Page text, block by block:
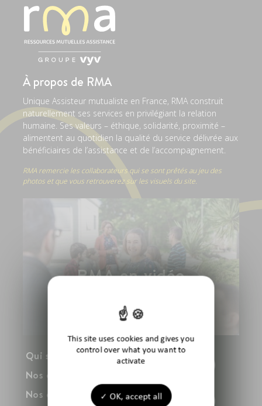
À propos de RMA
Unique Assisteur mutualiste en France, RMA construit
naturellement ses services en privilégiant la relation
humaine. Ses valeurs – éthique, solidarité, proximité –
alimentent au quotidien la qualité du service délivrée aux
bénéficiaires de l’assistance et de l’accompagnement.
RMA remercie les collaborateurs qui se sont prêtés au jeu des
photos et que vous retrouverez sur les visuels du site.
Qui sommes-nous ?
Nos offres
Nos engagements
RMA en vidéo
Voir la vidéo
This site uses cookies and gives you
control over what you want to
activate
OK, accept all